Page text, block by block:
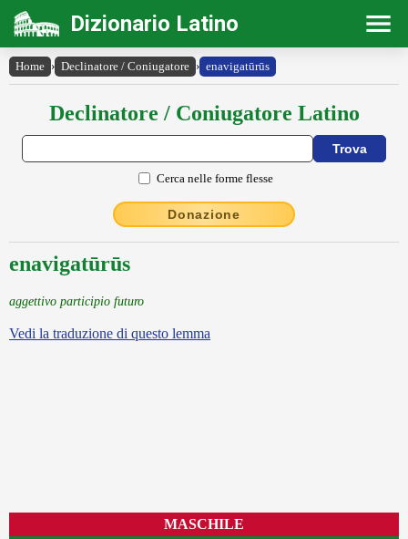
Dizionario Latino
Home › Declinatore / Coniugatore › enavigatūrūs
Declinatore / Coniugatore Latino
Cerca nelle forme flesse
Donazione
enavigatūrūs
aggettivo participio futuro
Vedi la traduzione di questo lemma
MASCHILE